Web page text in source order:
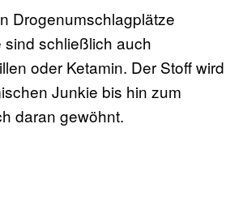
Drogenumschlagplätze
schließlich auch
oder Ketamin. Der Stoff wird
Junkie bis hin zum
daran gewöhnt.